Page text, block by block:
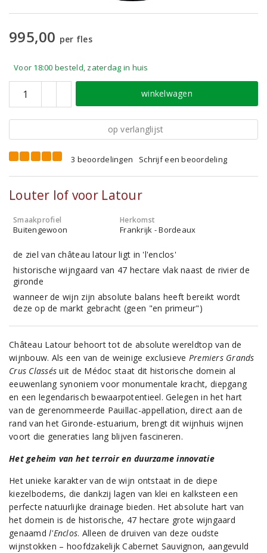
995,00 per fles
Voor 18:00 besteld, zaterdag in huis
winkelwagen
op verlanglijst
3 beoordelingen Schrijf een beoordeling
Louter lof voor Latour
Smaakprofiel
Buitengewoon
Herkomst
Frankrijk - Bordeaux
de ziel van château latour ligt in 'l'enclos'
historische wijngaard van 47 hectare vlak naast de rivier de
gironde
wanneer de wijn zijn absolute balans heeft bereikt wordt
deze op de markt gebracht (geen "en primeur")
Château Latour behoort tot de absolute wereldtop van de
wijnbouw. Als een van de weinige exclusieve Premiers Grands
Crus Classés uit de Médoc staat dit historische domein al
eeuwenlang synoniem voor monumentale kracht, diepgang
en een legendarisch bewaarpotentieel. Gelegen in het hart
van de gerenommeerde Pauillac-appellation, direct aan de
rand van het Gironde-estuarium, brengt dit wijnhuis wijnen
voort die generaties lang blijven fascineren.
Het geheim van het terroir en duurzame innovatie
Het unieke karakter van de wijn ontstaat in de diepe
kiezelbodems, die dankzij lagen van klei en kalksteen een
perfecte natuurlijke drainage bieden. Het absolute hart van
het domein is de historische, 47 hectare grote wijngaard
genaamdl'Enclos. Alleen de druiven van deze oudste
wijnstokken – hoofdzakelijk Cabernet Sauvignon, aangevuld